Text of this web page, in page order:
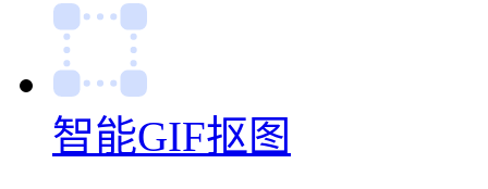
智能GIF抠图